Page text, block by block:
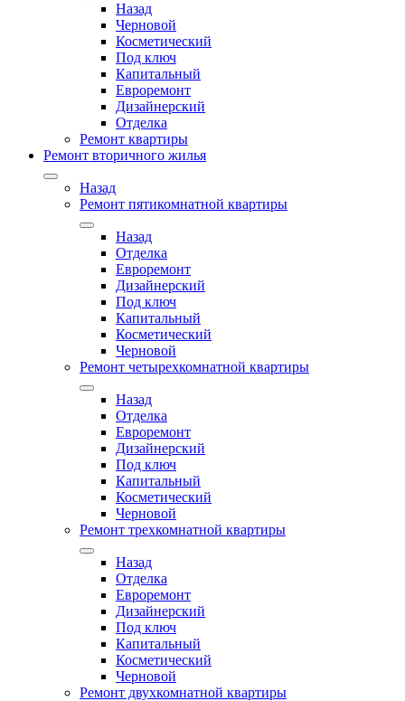
Назад
Черновой
Косметический
Под ключ
Капитальный
Евроремонт
Дизайнерский
Отделка
Ремонт квартиры
Ремонт вторичного жилья
Назад
Ремонт пятикомнатной квартиры
Назад
Отделка
Евроремонт
Дизайнерский
Под ключ
Капитальный
Косметический
Черновой
Ремонт четырехкомнатной квартиры
Назад
Отделка
Евроремонт
Дизайнерский
Под ключ
Капитальный
Косметический
Черновой
Ремонт трехкомнатной квартиры
Назад
Отделка
Евроремонт
Дизайнерский
Под ключ
Капитальный
Косметический
Черновой
Ремонт двухкомнатной квартиры